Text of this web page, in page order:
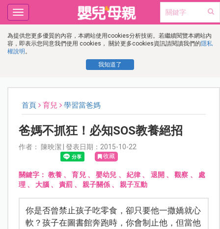
為提供您更多優質的內容，本網站使用cookies分析技術。若繼續閱覽本網站內
容，即表示您同意我們使用 cookies， 關於更多cookies資訊請閱讀我們的隱私
權說明 。
我知道了
Toggle
navigation
首頁 育兒 學習當爸媽
爸媽不抓狂！必知SOS教養絕招
作者： 陳映潔 | 發表日期：2015-10-22
收藏
關鍵字： 教養、育兒、嬰幼兒 、 紀律 、 退開 、觀察 、 處
理、 大腦、 責罰 、 親子關係、 親子互動
你是否曾禁止孩子吃零食，卻只要他一撒嬌就心
軟？孩子在圖書館奔跑時，你會制止他，但當他